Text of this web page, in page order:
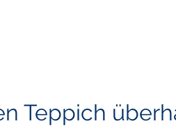
Teppich